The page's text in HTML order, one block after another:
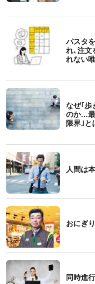
パスタ
れ､注文
れない
なぜ｢歩
のか…最
限界｣と
人間は
おにぎ
同時進